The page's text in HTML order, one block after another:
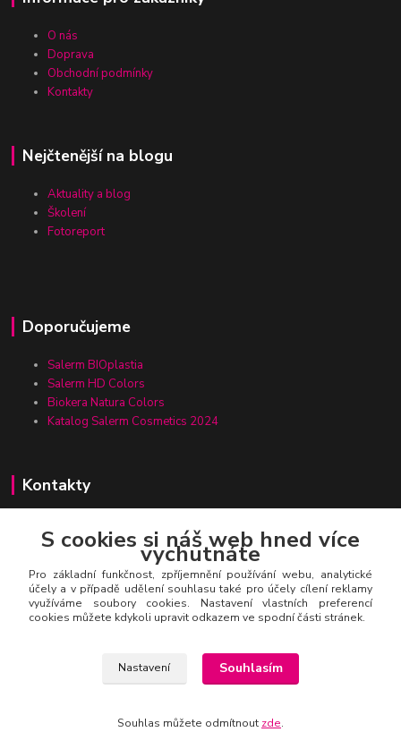
O nás
Doprava
Obchodní podmínky
Kontakty
Nejčtenější na blogu
Aktuality a blog
Školení
Fotoreport
Doporučujeme
Salerm BIOplastia
Salerm HD Colors
Biokera Natura Colors
Katalog Salerm Cosmetics 2024
Kontakty
Zákaznická linka Salerm.cz
+420 777 271 199
salerm@salerm.cz
S cookies si náš web hned více
vychutnáte
Pro základní funkčnost, zpříjemnění používání webu, analytické
účely a v případě udělení souhlasu také pro účely cílení reklamy
využíváme soubory cookies. Nastavení vlastních preferencí
cookies můžete kdykoli upravit odkazem ve spodní části stránek.
Nastavení Souhlasím
Souhlas můžete odmítnout zde.